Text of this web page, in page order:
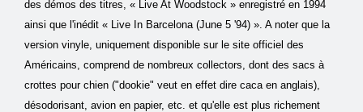
des démos des titres, « Live At Woodstock » enregistré en 1994
ainsi que l'inédit « Live In Barcelona (June 5 '94) ». A noter que la
version vinyle, uniquement disponible sur le site officiel des
Américains, comprend de nombreux collectors, dont des sacs à
crottes pour chien ("dookie" veut en effet dire caca en anglais),
désodorisant, avion en papier, etc. et qu'elle est plus richement